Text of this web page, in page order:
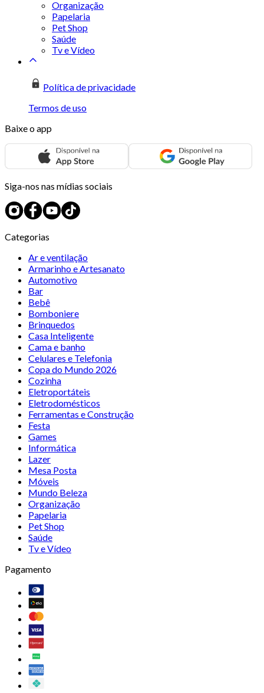
Organização
Papelaria
Pet Shop
Saúde
Tv e Vídeo
Política de privacidade
Termos de uso
Baixe o app
Siga-nos nas mídias sociais
Categorias
Ar e ventilação
Armarinho e Artesanato
Automotivo
Bar
Bebê
Bomboniere
Brinquedos
Casa Inteligente
Cama e banho
Celulares e Telefonia
Copa do Mundo 2026
Cozinha
Eletroportáteis
Eletrodomésticos
Ferramentas e Construção
Festa
Games
Informática
Lazer
Mesa Posta
Móveis
Mundo Beleza
Organização
Papelaria
Pet Shop
Saúde
Tv e Vídeo
Pagamento